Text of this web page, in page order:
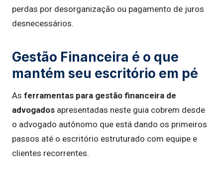
perdas por desorganização ou pagamento de juros
desnecessários.
Gestão Financeira é o que
mantém seu escritório em pé
As ferramentas para gestão financeira de
advogados apresentadas neste guia cobrem desde
o advogado autônomo que está dando os primeiros
passos até o escritório estruturado com equipe e
clientes recorrentes.